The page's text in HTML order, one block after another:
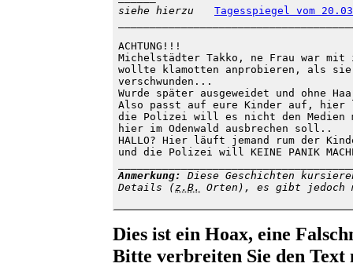
siehe hierzu
Tagesspiegel vom
ACHTUNG!!!
Michelstädter Takko, ne Frau war
wollte klamotten anprobieren, als
verschwunden...
Wurde später ausgeweidet und ohne
Also passt auf eure Kinder auf, hier
die Polizei will es nicht den Medien
hier im Odenwald ausbrechen soll..
HALLO? Hier läuft jemand rum der
und die Polizei will KEINE PANIK
Anmerkung:
Diese Geschichten
Details (z.B. Orten), es gibt jedoch
Dies ist ein Hoax, eine
Bitte verbreiten Sie den Text